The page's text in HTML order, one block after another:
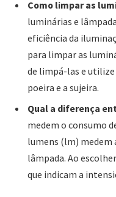
Como limpar as
luminárias e
eficiência da
para limpar as
de limpá-las e
poeira e a sujeira.
Qual a diferença
medem o consumo
lumens (lm) medem
lâmpada. Ao
que indicam a